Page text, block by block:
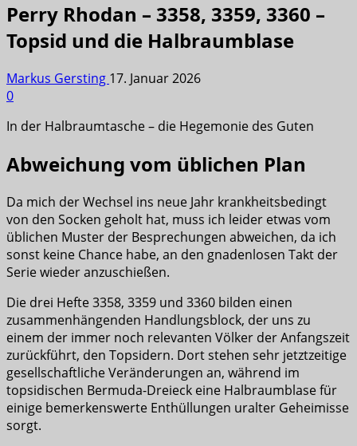
Perry Rhodan – 3358, 3359, 3360 –
Topsid und die Halbraumblase
Markus Gersting 17. Januar 2026
0
In der Halbraumtasche – die Hegemonie des Guten
Abweichung vom üblichen Plan
Da mich der Wechsel ins neue Jahr krankheitsbedingt
von den Socken geholt hat, muss ich leider etwas vom
üblichen Muster der Besprechungen abweichen, da ich
sonst keine Chance habe, an den gnadenlosen Takt der
Serie wieder anzuschießen.
Die drei Hefte 3358, 3359 und 3360 bilden einen
zusammenhängenden Handlungsblock, der uns zu
einem der immer noch relevanten Völker der Anfangszeit
zurückführt, den Topsidern. Dort stehen sehr jetztzeitige
gesellschaftliche Veränderungen an, während im
topsidischen Bermuda-Dreieck eine Halbraumblase für
einige bemerkenswerte Enthüllungen uralter Geheimisse
sorgt.